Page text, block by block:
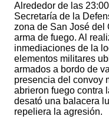
Alrededor de las
Secretaría de la
zona de San José del
arma de fuego. Al
inmediaciones de la
elementos militares
armados a bordo de
presencia del convoy
abrieron fuego contra
desató una balacera
repeliera la agresión.